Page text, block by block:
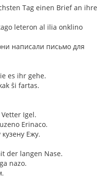
Tag einen Brief an ihre
leteron al ilia onklino
написали письмо для
es ihr gehe.
ŝi fartas.
Igel.
Erinaco.
Ежу.
der langen Nase.
nazo.